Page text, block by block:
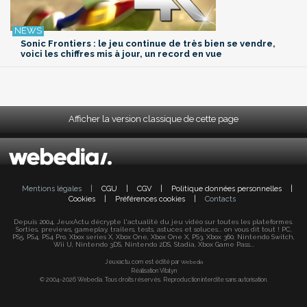
Sonic Frontiers : le jeu continue de très bien se vendre,
voici les chiffres mis à jour, un record en vue
Afficher la version classique de cette page
Mentions légales CGU CGV Politique données personnelles
Cookies
Préférences cookies Contacts
Depuis 2004, JeuxActu décrypte l'actualité du jeu vidéo sur toutes les plateformes.
Sorties, previews, gameplay, trailers, tests, astuces et soluces... on vous dit tout ! PC,
PS5, PS4, PS4 Pro, Xbox series X, Xbox One, Xbox One X, PS3, Xbox 360, Nintendo Switch,
Wii U, Nintendo 3DS, Nintendo 2DS, Stadia, Xbox Game Pass...
Jeuxactu.com est édité par Webedia
Réalisation Vitalyn
© 2004-2026 Webedia. Tous droits réservés. Reproduction interdite sans autorisation.